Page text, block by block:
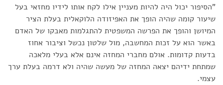
"הסיפור יכול היה להיות מעניין אילו לקח אותו לידיו מחזאי בעל
שיעור קומה שהיה הופך את האפיזודה הלוקאלית בעלת הציר
המיושן והופך את הפרשה המשפטית להתגלמות מאבקו של האדם
באשר הוא על זכות המחשבה, מול שלטון נכשל וציבור אחוז
בדעות קדומות. אולם מחברי המחזה אינם אלא בעלי מלאכה
שמתחת ידיהם יצאה המחזה של מעשה שהיה ולא דרמה בעלת ערך
עצמי.